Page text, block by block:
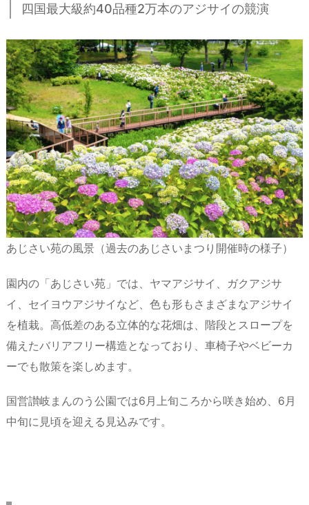
四国最大級約40品種2万本のアジサイの競演
あじさい苑の風景（過去のあじさいまつり開催時の様子）
園内の「あじさい苑」では、ヤマアジサイ、ガクアジサ
イ、セイヨウアジサイなど、色も形もさまざまなアジサイ
を植栽。高低差のある立体的な花畑は、階段とスロープを
備えたバリアフリー構造となっており、車椅子やベビーカ
ーでも散策を楽しめます。
国営讃岐まんのう公園では6月上旬ころから咲き始め、6月
中旬に見頃を迎える見込みです。